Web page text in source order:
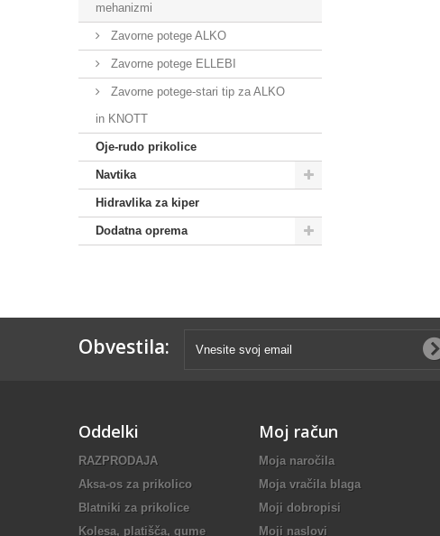
mehanizmi
Zavorne potege ALKO
Zavorne potege ELLEBI
Zavorne potege-stari tip za ALKO
in KNOTT
Oje-rudo prikolice
Navtika
Hidravlika za kiper
Dodatna oprema
Obvestila:
Oddelki
RAZPRODAJA
Aksa-os za prikolico
Blatniki za prikolice
Kolesa, platišča, gume
Moj račun
Moja naročila
Moja vračila blaga
Moji dobropisi
Moji naslovi